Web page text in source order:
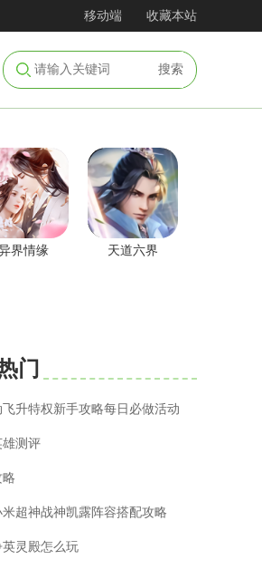
移动端 收藏本站
搜索
界情缘 天道六界
门
升特权新手攻略每日必做活动
雄测评
超神战神凯露阵容搭配攻略
灵殿怎么玩